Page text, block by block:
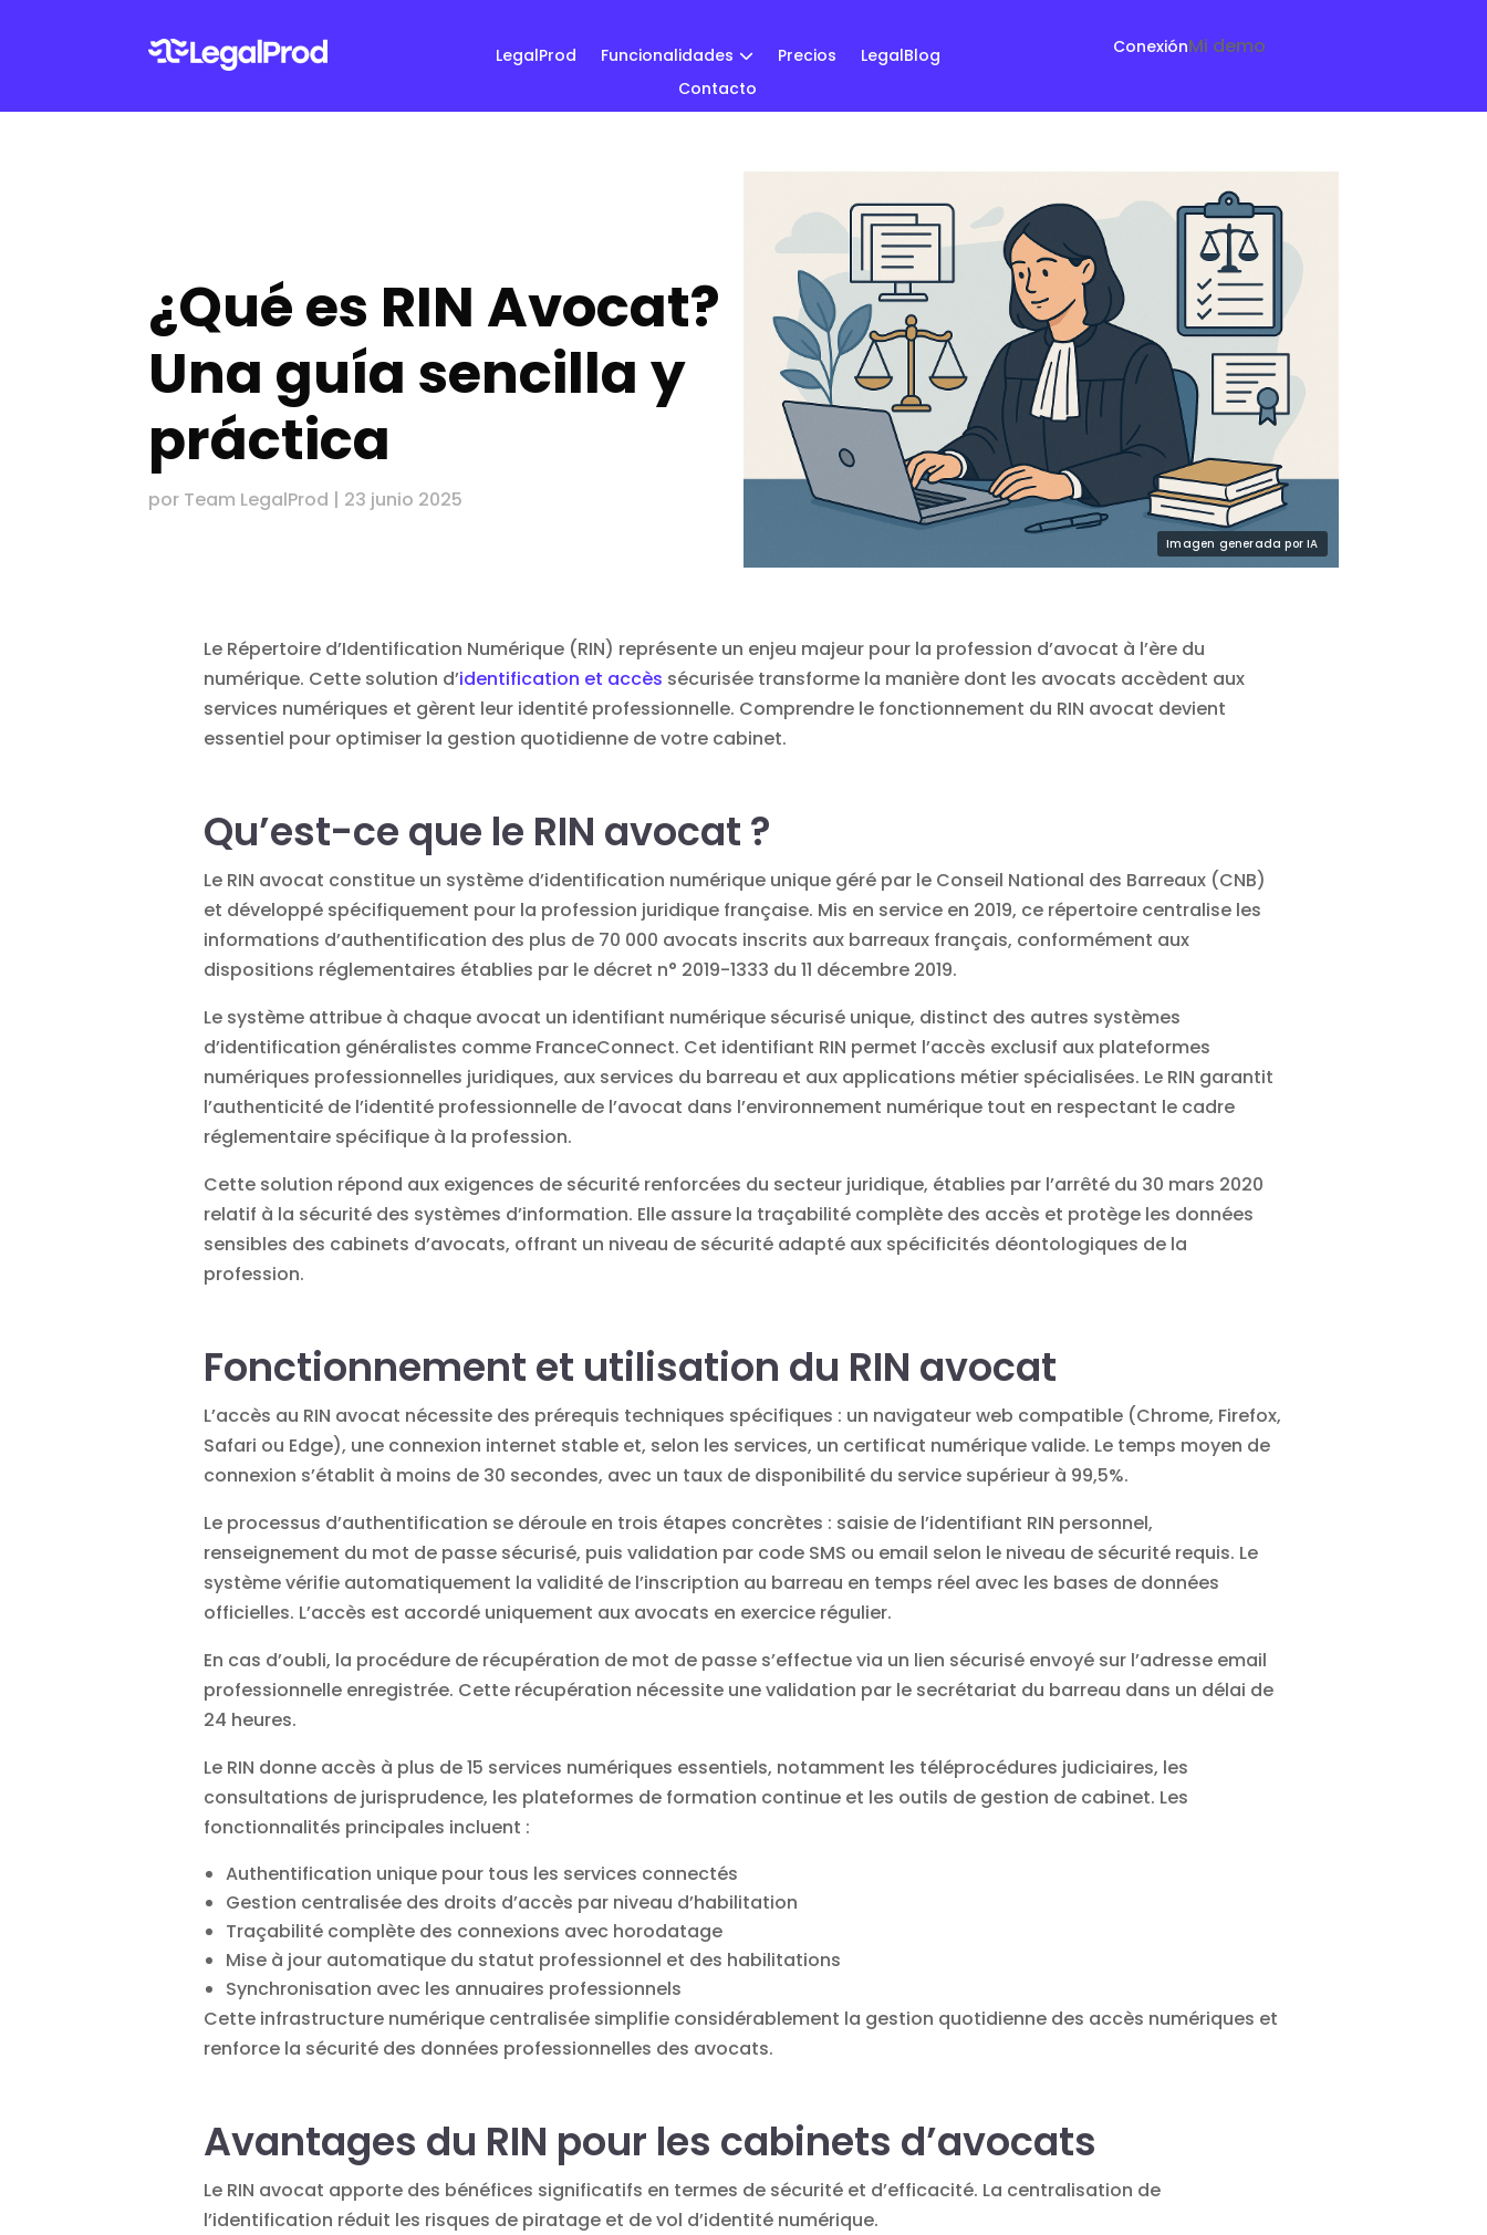
LegalProd Funcionalidades Precios
LegalBlog
Contacto
ConexiónMi demo
¿Qué es RIN Avocat?
Una guía sencilla y
práctica
por Team LegalProd | 23 junio 2025
Le Répertoire d’Identification Numérique (RIN) représente un enjeu majeur pour la profession d’avocat à l’ère du
numérique. Cette solution d’identification et accès sécurisée transforme la manière dont les avocats accèdent aux
services numériques et gèrent leur identité professionnelle. Comprendre le fonctionnement du RIN avocat devient
essentiel pour optimiser la gestion quotidienne de votre cabinet.
Qu’est-ce que le RIN avocat ?
Le RIN avocat constitue un système d’identification numérique unique géré par le Conseil National des Barreaux (CNB)
et développé spécifiquement pour la profession juridique française. Mis en service en 2019, ce répertoire centralise les
informations d’authentification des plus de 70 000 avocats inscrits aux barreaux français, conformément aux
dispositions réglementaires établies par le décret n° 2019-1333 du 11 décembre 2019.
Le système attribue à chaque avocat un identifiant numérique sécurisé unique, distinct des autres systèmes
d’identification généralistes comme FranceConnect. Cet identifiant RIN permet l’accès exclusif aux plateformes
numériques professionnelles juridiques, aux services du barreau et aux applications métier spécialisées. Le RIN garantit
l’authenticité de l’identité professionnelle de l’avocat dans l’environnement numérique tout en respectant le cadre
réglementaire spécifique à la profession.
Cette solution répond aux exigences de sécurité renforcées du secteur juridique, établies par l’arrêté du 30 mars 2020
relatif à la sécurité des systèmes d’information. Elle assure la traçabilité complète des accès et protège les données
sensibles des cabinets d’avocats, offrant un niveau de sécurité adapté aux spécificités déontologiques de la
profession.
Fonctionnement et utilisation du RIN avocat
L’accès au RIN avocat nécessite des prérequis techniques spécifiques : un navigateur web compatible (Chrome, Firefox,
Safari ou Edge), une connexion internet stable et, selon les services, un certificat numérique valide. Le temps moyen de
connexion s’établit à moins de 30 secondes, avec un taux de disponibilité du service supérieur à 99,5%.
Le processus d’authentification se déroule en trois étapes concrètes : saisie de l’identifiant RIN personnel,
renseignement du mot de passe sécurisé, puis validation par code SMS ou email selon le niveau de sécurité requis. Le
système vérifie automatiquement la validité de l’inscription au barreau en temps réel avec les bases de données
officielles. L’accès est accordé uniquement aux avocats en exercice régulier.
En cas d’oubli, la procédure de récupération de mot de passe s’effectue via un lien sécurisé envoyé sur l’adresse email
professionnelle enregistrée. Cette récupération nécessite une validation par le secrétariat du barreau dans un délai de
24 heures.
Le RIN donne accès à plus de 15 services numériques essentiels, notamment les téléprocédures judiciaires, les
consultations de jurisprudence, les plateformes de formation continue et les outils de gestion de cabinet. Les
fonctionnalités principales incluent :
Authentification unique pour tous les services connectés
Gestion centralisée des droits d’accès par niveau d’habilitation
Traçabilité complète des connexions avec horodatage
Mise à jour automatique du statut professionnel et des habilitations
Synchronisation avec les annuaires professionnels
Cette infrastructure numérique centralisée simplifie considérablement la gestion quotidienne des accès numériques et
renforce la sécurité des données professionnelles des avocats.
Avantages du RIN pour les cabinets d’avocats
Le RIN avocat apporte des bénéfices significatifs en termes de sécurité et d’efficacité. La centralisation de
l’identification réduit les risques de piratage et de vol d’identité numérique.